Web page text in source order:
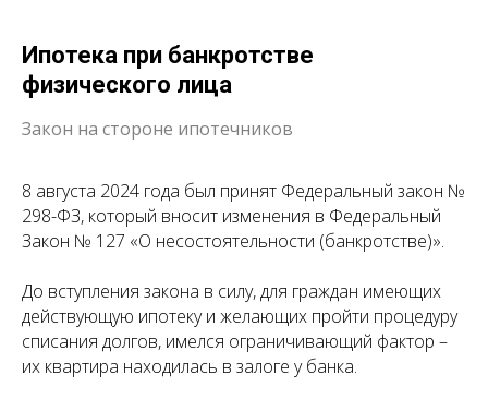
Ипотека при банкротстве
физического лица
Закон на стороне ипотечников
8 августа 2024 года был принят Федеральный закон №
298-ФЗ, который вносит изменения в Федеральный
Закон № 127 «О несостоятельности (банкротстве)».
До вступления закона в силу, для граждан имеющих
действующую ипотеку и желающих пройти процедуру
списания долгов, имелся ограничивающий фактор –
их квартира находилась в залоге у банка.